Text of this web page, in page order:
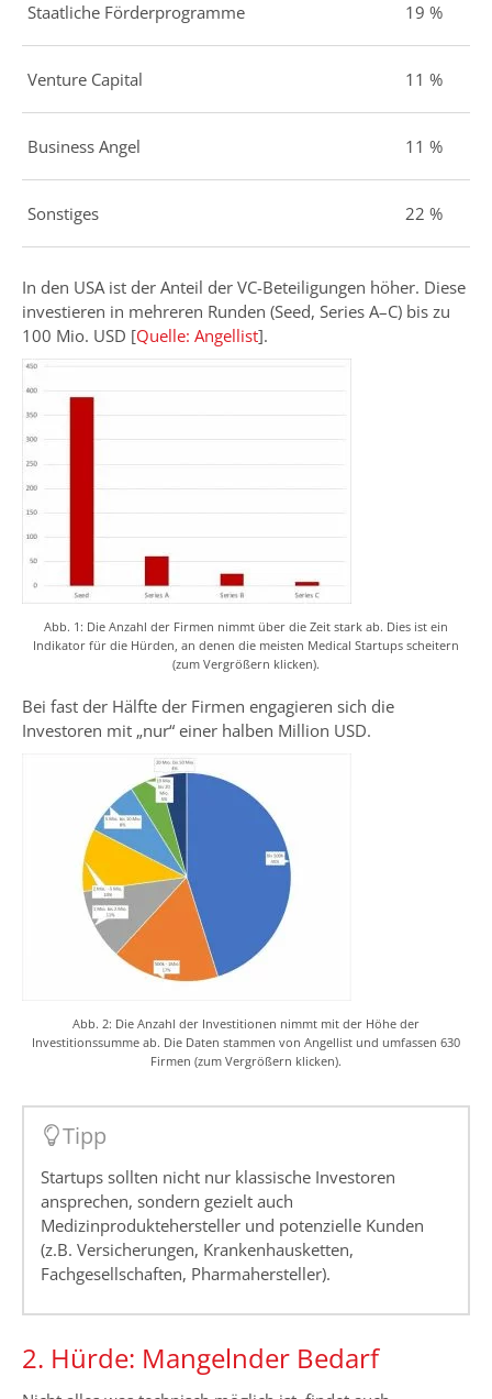
Staatliche Förderprogramme 19 %
Venture Capital 11 %
Business Angel 11 %
Sonstiges 22 %
In den USA ist der Anteil der VC-Beteiligungen höher. Diese
investieren in mehreren Runden (Seed, Series A–C) bis zu
100 Mio. USD [Quelle: Angellist].
Abb. 1: Die Anzahl der Firmen nimmt über die Zeit stark ab. Dies ist ein
Indikator für die Hürden, an denen die meisten Medical Startups scheitern
(zum Vergrößern klicken).
Bei fast der Hälfte der Firmen engagieren sich die
Investoren mit „nur“ einer halben Million USD.
Abb. 2: Die Anzahl der Investitionen nimmt mit der Höhe der
Investitionssumme ab. Die Daten stammen von Angellist und umfassen 630
Firmen (zum Vergrößern klicken).
Tipp
Startups sollten nicht nur klassische Investoren
ansprechen, sondern gezielt auch
Medizinproduktehersteller und potenzielle Kunden
(z.B. Versicherungen, Krankenhausketten,
Fachgesellschaften, Pharmahersteller).
2. Hürde: Mangelnder Bedarf